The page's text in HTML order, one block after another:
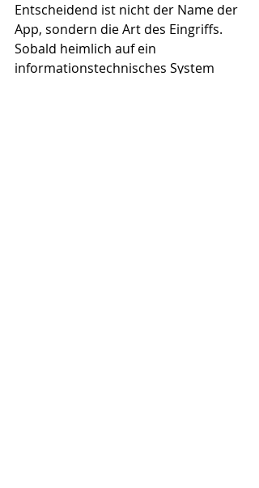
Entscheidend ist nicht der Name der
App, sondern die Art des Eingriffs.
Sobald heimlich auf ein
informationstechnisches System